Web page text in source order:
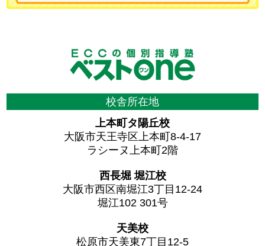
校舎所在地
上本町タ陽丘校
大阪市天王寺区上本町8-4-17
ラシーヌ上本町2階
西長堀 堀江校
大阪市西区南堀江3丁目12-24
堀江102 301号
天美校
松原市天美東7丁目12-5